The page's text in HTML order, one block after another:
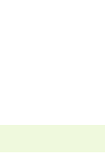
け。